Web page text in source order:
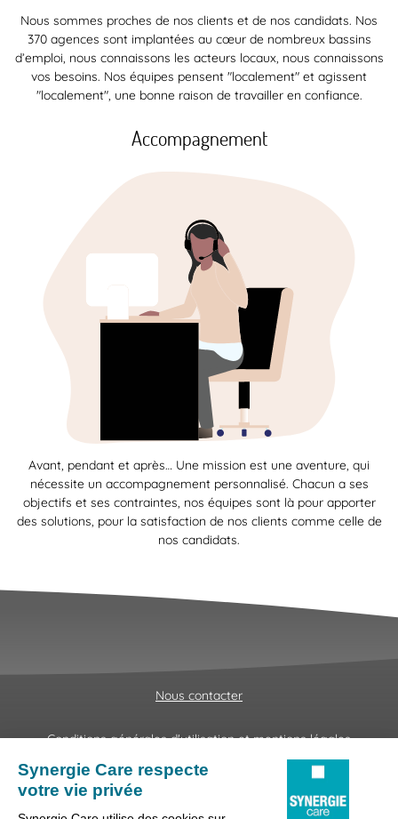
Nous sommes proches de nos clients et de nos candidats. Nos
370 agences sont implantées au cœur de nombreux bassins
d’emploi, nous connaissons les acteurs locaux, nous connaissons
vos besoins. Nos équipes pensent "localement" et agissent
"localement", une bonne raison de travailler en confiance.
Accompagnement
Avant, pendant et après… Une mission est une aventure, qui
nécessite un accompagnement personnalisé. Chacun a ses
objectifs et ses contraintes, nos équipes sont là pour apporter
des solutions, pour la satisfaction de nos clients comme celle de
nos candidats.
Nous contacter
Conditions générales d'utilisation et mentions légales
Fraudes & Hameçonnages